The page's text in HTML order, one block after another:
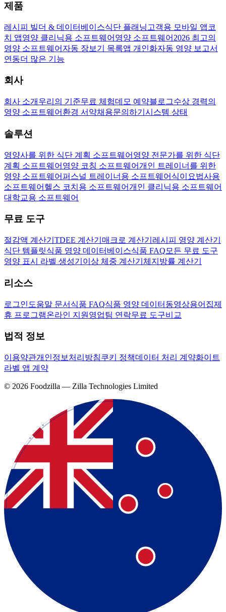
제품
레시피 빌더 & 데이터베이스식단 플래닝 고객용 모바일 앱 코
치 앱영양 클리닉용 소프트웨어 영양 소프트웨어 2026 최고의
영양 소프트웨어 자동 장보기 목록앱 개인화자동 영양 보고서
연동더 많은 기능
회사
회사 소개 우리의 기준무료 체험데모 예약블로그수상 경력의
영양 소프트웨어 환경 서약채용문의하기 시스템 상태
솔루션
영양사를 위한 식단 계획 소프트웨어 영양 전문가를 위한 식단
계획 소프트웨어 영양 코칭 소프트웨어개인 트레이너를 위한
영양 소프트웨어 퍼스널 트레이너용 소프트웨어 식이요법사용
소프트웨어 헬스 코치용 소프트웨어개인 클리닉용 소프트웨어
대학교용 소프트웨어
무료 도구
절감액 계산기 TDEE 계산기 매크로 계산기 레시피 영양 계산기
식단 템플릿식품 영양 데이터베이스식품 FAQ 모든 무료 도구
영양 표시 라벨 생성기 이상 체중 계산기 체지방률 계산기
리소스
로그인 도움말 문서 식품 FAQ식품 영양 데이터 동영상용어집제
휴 프로그램온라인 지원 영업팀 연락무료 도구비교
법적 정보
이용약관개인정보처리방침쿠키 정책데이터 처리 계약화이트
라벨 앱 계약
© 2026 Foodzilla — Zilla Technologies Limited